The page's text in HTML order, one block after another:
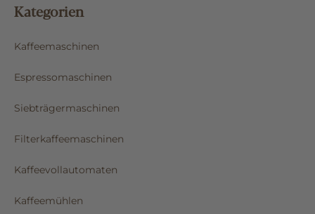
Kategorien
Kaffeemaschinen
Espressomaschinen
Siebträgermaschinen
Filterkaffeemaschinen
Kaffeevollautomaten
Kaffeemühlen